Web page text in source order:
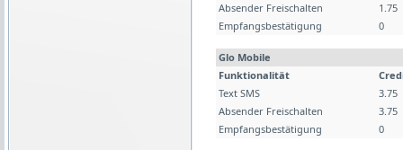
Absender Freischalten
1.75
Empfangsbestätigung
0
Glo Mobile
Funktionalität
Text SMS
3.75
Absender Freischalten
3.75
Empfangsbestätigung
0